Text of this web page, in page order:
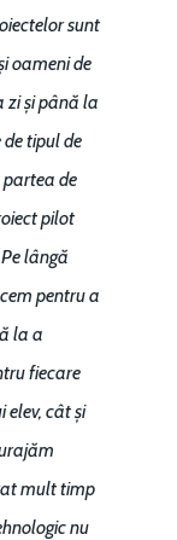
sunt
oameni de
zi și până la
tipul de
de
pilot
lângă
pentru a
la a
fiecare
elev, cât și
mult timp
nu